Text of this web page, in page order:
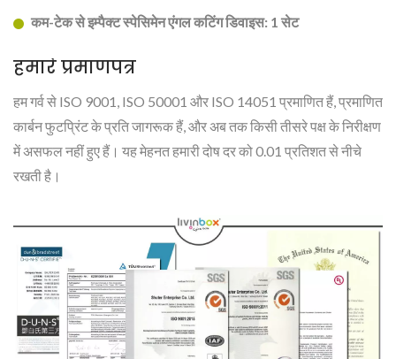
कम-टेक से इम्पैक्ट स्पेसिमेन एंगल कटिंग डिवाइस: 1 सेट
हमारे प्रमाणपत्र
हम गर्व से ISO 9001, ISO 50001 और ISO 14051 प्रमाणित हैं, प्रमाणित
कार्बन फुटप्रिंट के प्रति जागरूक हैं, और अब तक किसी तीसरे पक्ष के निरीक्षण
में असफल नहीं हुए हैं। यह मेहनत हमारी दोष दर को 0.01 प्रतिशत से नीचे
रखती है।